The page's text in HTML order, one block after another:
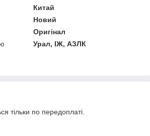
Китай
Новий
Оригінал
Урал, ІЖ, АЗЛК
тільки по передоплаті.